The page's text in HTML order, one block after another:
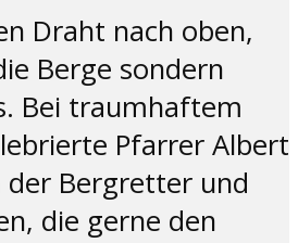
Draht nach oben,
Berge sondern
Bei traumhaftem
Pfarrer Albert
Bergretter und
die gerne den